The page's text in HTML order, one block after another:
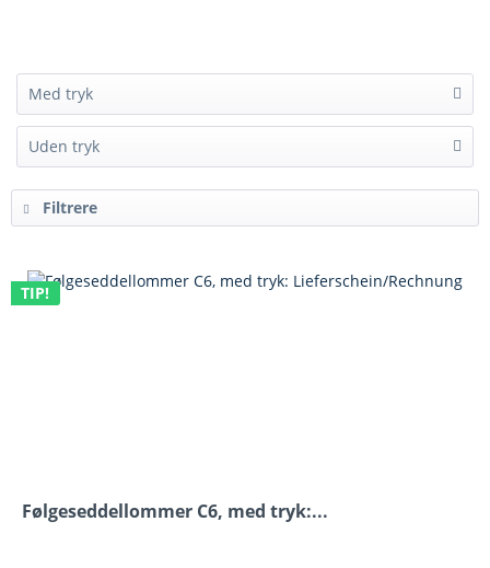
Med tryk
Uden tryk
Filtrere
TIP!
Følgeseddellommer C6, med tryk:...